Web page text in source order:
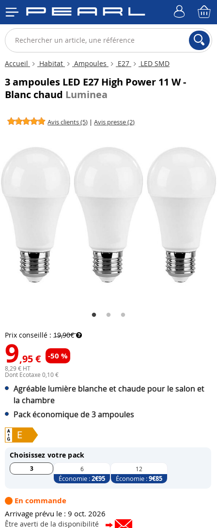
Accueil Habitat Ampoules E27 LED SMD
3 ampoules LED E27 High Power 11 W -
Blanc chaud Luminea
Avis clients (5) |Avis presse (2)
Prix conseillé : 19,90€
9,95 € -50 %
8,29 € HT
Dont Ecotaxe 0,10 €
Agréable lumière blanche et chaude pour le salon et
la chambre
Pack économique de 3 ampoules
Choisissez votre pack
3 6
Économie :2€95
12
Économie :9€85
En commande
Arrivage prévu le : 9 oct. 2026
Être averti de la disponibilité